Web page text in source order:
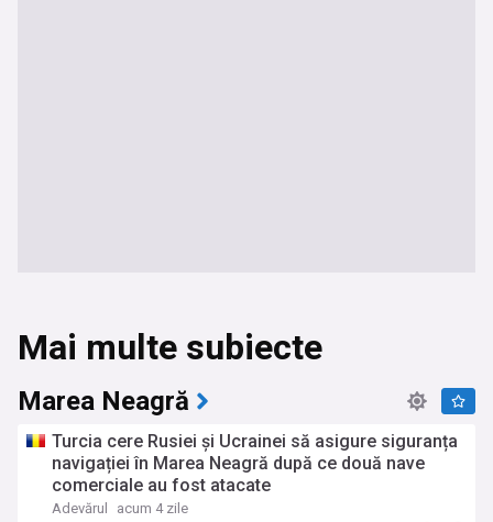
Mai multe subiecte
Marea Neagră
Turcia cere Rusiei și Ucrainei să asigure siguranța
navigației în Marea Neagră după ce două nave
comerciale au fost atacate
Adevărul
acum 4 zile